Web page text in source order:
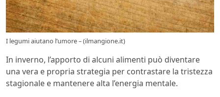
I legumi aiutano l’umore – (ilmangione.it)
In inverno, l’apporto di alcuni alimenti può diventare
una vera e propria strategia per contrastare la tristezza
stagionale e mantenere alta l’energia mentale.